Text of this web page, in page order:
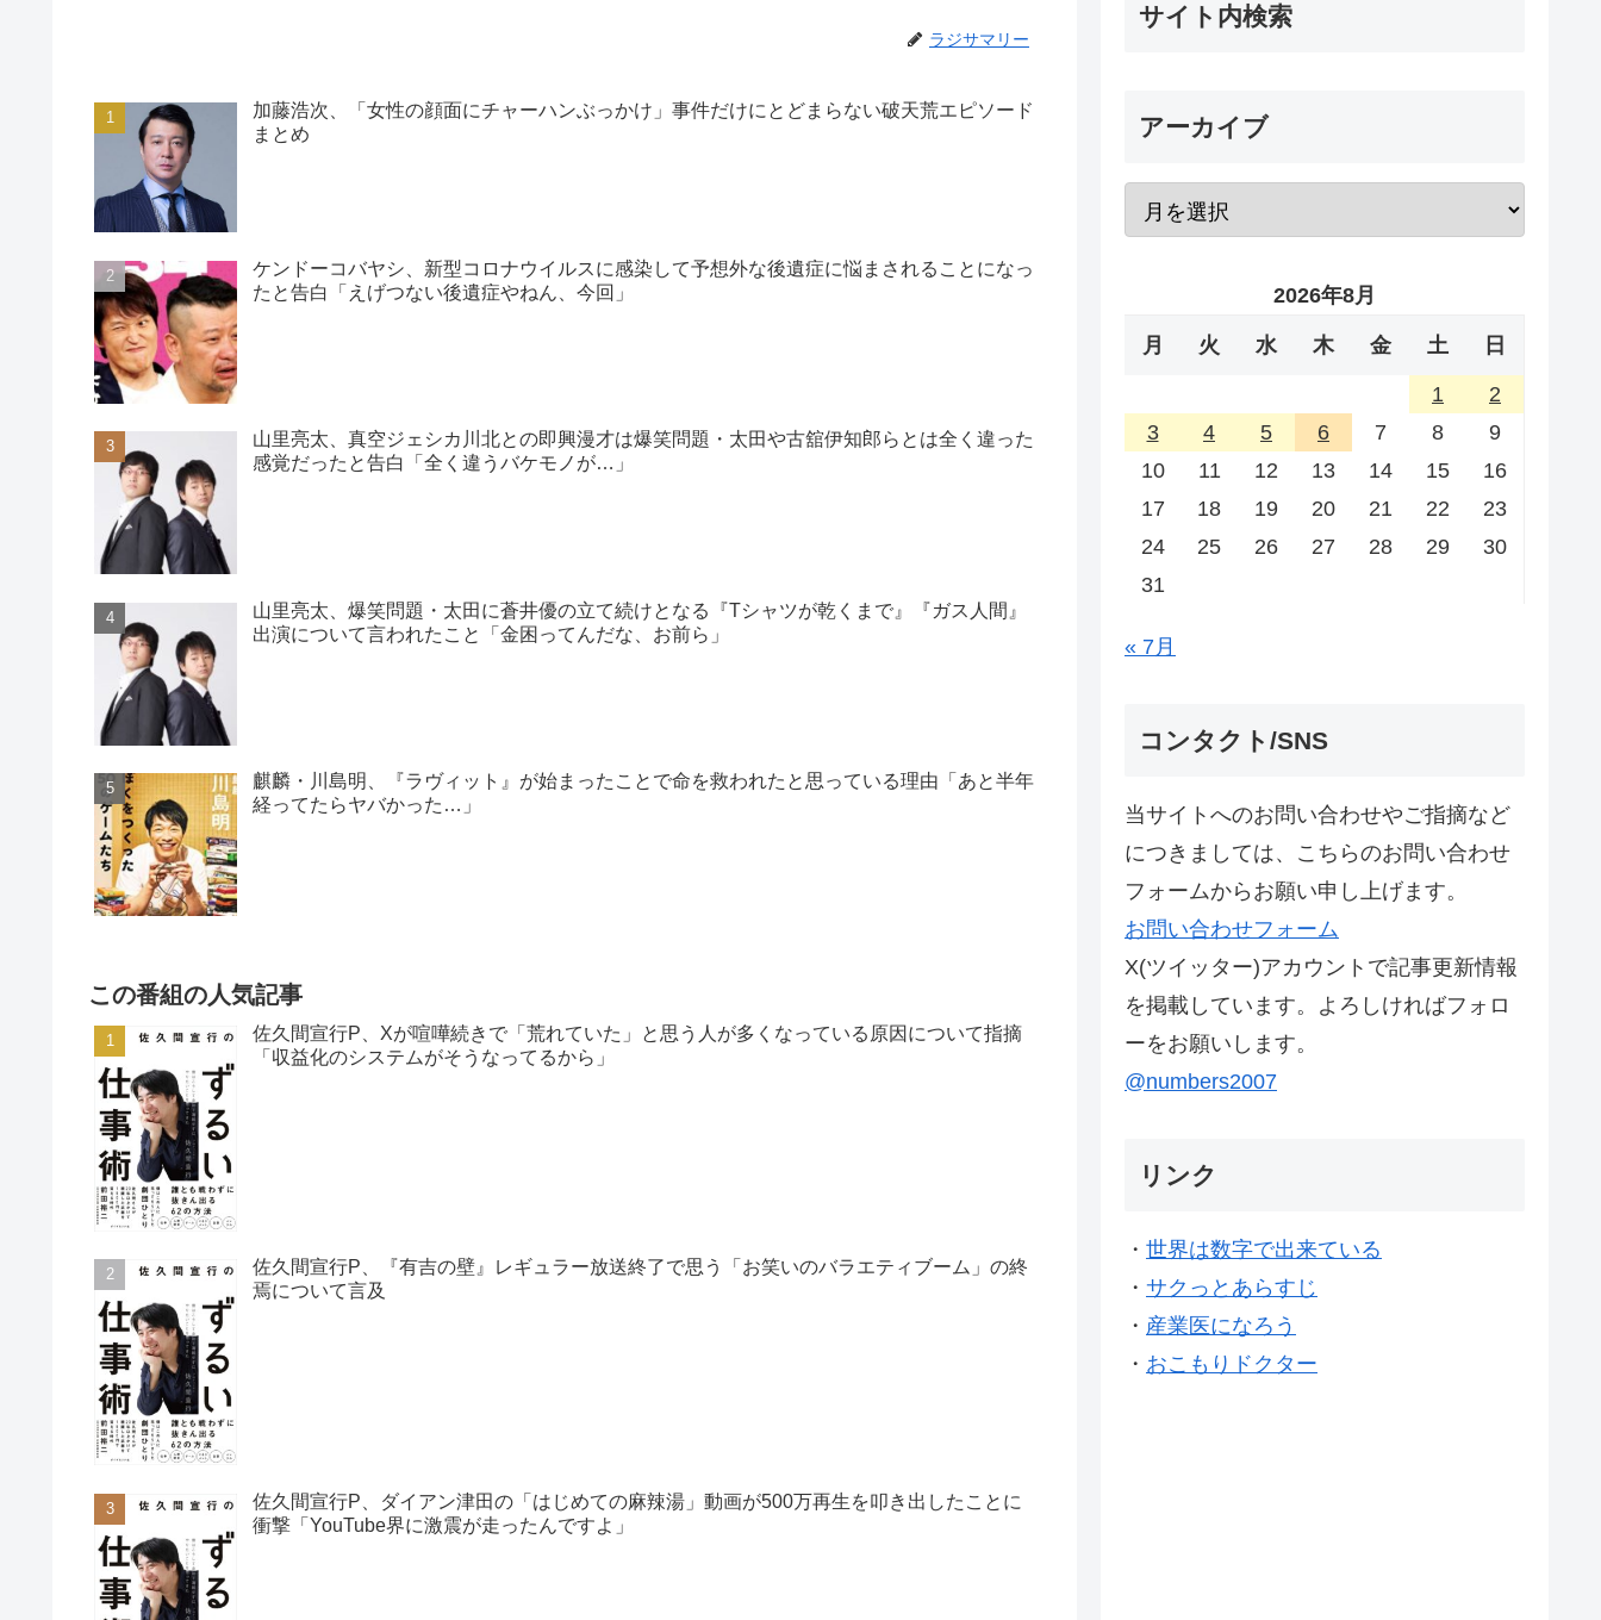
ラジサマリー
加藤浩次、「女性の顔面にチャーハンぶっかけ」事件だけにとどまらない破天荒エピソード
まとめ
ケンドーコバヤシ、新型コロナウイルスに感染して予想外な後遺症に悩まされることになっ
たと告白「えげつない後遺症やねん、今回」
山里亮太、真空ジェシカ川北との即興漫才は爆笑問題・太田や古舘伊知郎らとは全く違った
感覚だったと告白「全く違うバケモノが…」
山里亮太、爆笑問題・太田に蒼井優の立て続けとなる『Tシャツが乾くまで』『ガス人間』
出演について言われたこと「金困ってんだな、お前ら」
麒麟・川島明、『ラヴィット』が始まったことで命を救われたと思っている理由「あと半年
経ってたらヤバかった…」
この番組の人気記事
佐久間宣行P、Xが喧嘩続きで「荒れていた」と思う人が多くなっている原因について指摘
「収益化のシステムがそうなってるから」
佐久間宣行P、『有吉の壁』レギュラー放送終了で思う「お笑いのバラエティブーム」の終
焉について言及
佐久間宣行P、ダイアン津田の「はじめての麻辣湯」動画が500万再生を叩き出したことに
衝撃「YouTube界に激震が走ったんですよ」
サイト内検索
アーカイブ
2026年8月
月 火 水 木 金 土 日
1
2
3
4 5 6 7 8
9
10
11 12 13 14 15
16
17
18 19 20 21 22
23
24
25 26 27 28 29
30
31
« 7月
コンタクト/SNS
当サイトへのお問い合わせやご指摘など
につきましては、こちらのお問い合わせ
フォームからお願い申し上げます。
お問い合わせフォーム
X(ツイッター)アカウントで記事更新情報
を掲載しています。よろしければフォロ
ーをお願いします。
@numbers2007
リンク
・ 世界は数字で出来ている
・ サクっとあらすじ
・ 産業医になろう
・ おこもりドクター